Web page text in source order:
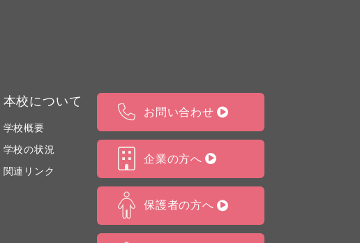
本校について
学校概要
学校の状況
関連リンク
お問い合わせ
企業の方へ
保護者の方へ